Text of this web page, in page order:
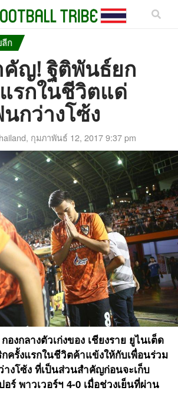
ลีก
คัญ! ฐิติพันธ์ยก
รกในชีวิตแด่
กว่างโซ้ง
, กุมภาพันธ์ 12, 2017 9:37 pm
องกลางตัวเก่งของ เชียงราย ยูไนเต็ด
ครั้งแรกในชีวิตค้าแข้งให้กับเพื่อนร่วม
งโซ้ง ที่เป็นส่วนสำคัญก่อนจะเก็บ
ร์ พาวเวอร์ฯ 4-0 เมื่อช่วงเย็นที่ผ่าน